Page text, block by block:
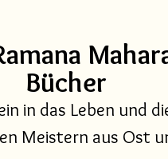
Bücher
in das Leben und
Meistern aus Ost